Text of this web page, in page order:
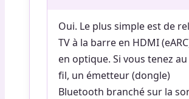
Oui. Le plus simple est de
TV à la barre en HDMI
en optique. Si vous tenez au
fil, un émetteur (dongle)
Bluetooth branché sur la